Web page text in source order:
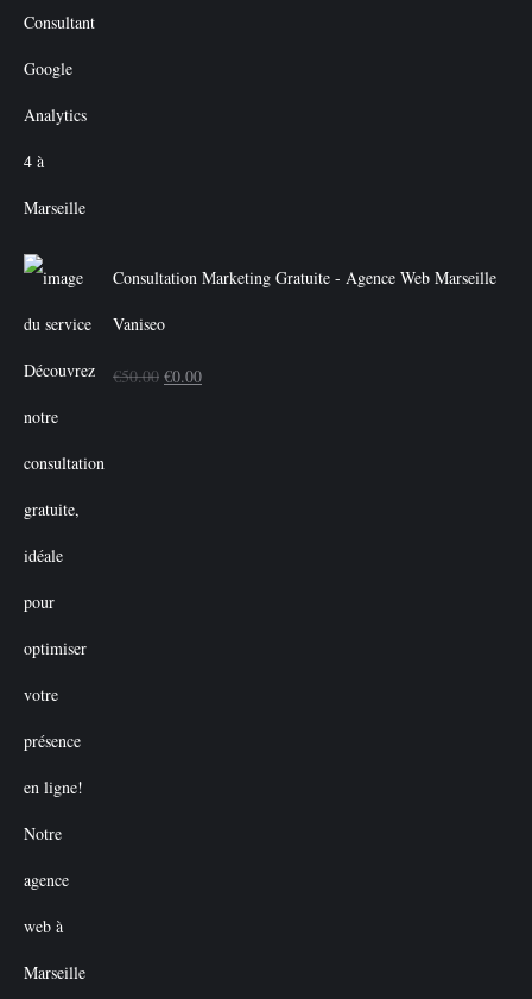
Consultation Marketing Gratuite - Agence Web Marseille
Vaniseo
€50.00 Le
€0.00Le